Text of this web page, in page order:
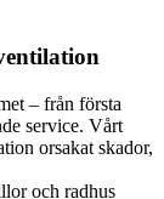
– från första
service. Vårt
orsakat skador,
och radhus